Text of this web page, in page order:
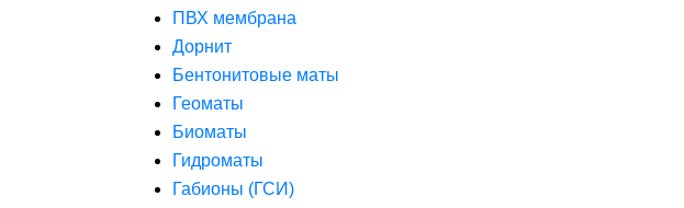
ПВХ мембрана
Дорнит
Бентонитовые маты
Геоматы
Биоматы
Гидроматы
Габионы (ГСИ)